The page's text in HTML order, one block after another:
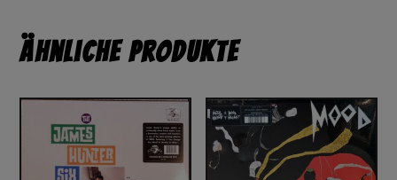
Ähnliche Produkte